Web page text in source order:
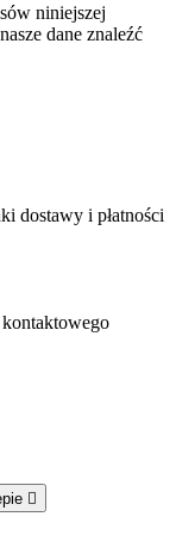
niniejszej
dane znaleźć
dostawy i płatności
